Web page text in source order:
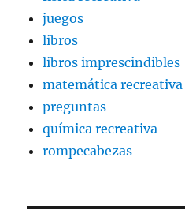
juegos
libros
libros imprescindibles
matemática recreativa
preguntas
química recreativa
rompecabezas